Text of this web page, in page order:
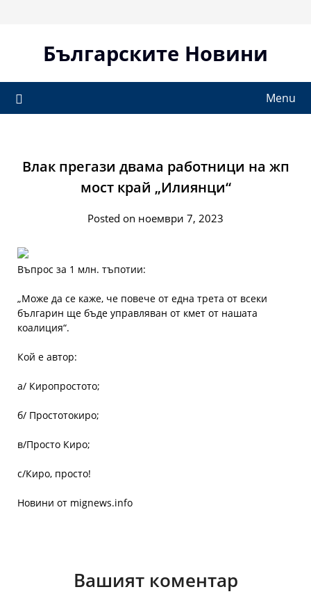
Българските Новини
Menu
Влак прегази двама работници на жп
мост край „Илиянци“
Posted on ноември 7, 2023
Въпрос за 1 млн. тъпотии:
„Може да се каже, че повече от една трета от всеки
българин ще бъде управляван от кмет от нашата
коалиция“.
Кой е автор:
а/ Киропростото;
б/ Простотокиро;
в/Просто Киро;
с/Киро, просто!
Новини от mignews.info
Вашият коментар